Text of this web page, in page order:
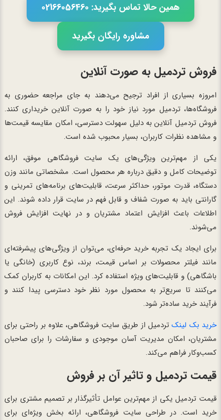
همین حالا تماس بگیرید: 02166056460
مشاوره رایگان بگیرید
فروش تردمیل به صورت آنلاین
امروزه بسیاری از افراد ترجیح می‌دهند به جای مراجعه حضوری به
فروشگاه‌ها، تردمیل مورد نیاز خود را به صورت آنلاین خریداری کنند.
فروش تردمیل آنلاین به دلیل سهولت دسترسی، امکان مقایسه قیمت‌ها
و مشاهده نظرات کاربران، بسیار محبوب شده است.
یکی از مهم‌ترین ویژگی‌های یک سایت فروشگاهی موفق، ارائه
توضیحات کامل و دقیق درباره هر محصول است. مشخصاتی مانند وزن
دستگاه، قدرت موتور، حداکثر سرعت، قابلیت‌های برنامه‌های تمرینی و
گارانتی باید به صورت شفاف و قابل فهم در سایت قرار داده شوند. این
اطلاعات باعث افزایش اعتماد مشتریان و در نهایت افزایش فروش
می‌شوند.
برای ایجاد یک تجربه خرید حرفه‌ای، می‌توان از ویژگی‌های پیشرفته‌ای
مانند فیلتر محصولات بر اساس قیمت، برند، نوع کاربری (خانگی یا
باشگاهی) و قابلیت‌های ویژه استفاده کرد. این امکانات به کاربران کمک
می‌کنند تا سریع‌تر به محصول مورد نظر خود دسترسی پیدا کنند و
فرآیند خرید ساده‌تر شود.
خرید بک لینکتردمیل از طریق سایت فروشگاهی، علاوه بر راحتی برای
مشتریان، امکان مدیریت آسان موجودی و سفارشات را برای صاحبان
کسب‌وکار فراهم می‌کند.
قیمت تردمیل و تاثیر آن بر فروش
قیمت تردمیل یکی از مهم‌ترین عوامل تأثیرگذار بر تصمیم مشتری برای
خرید است. در طراحی سایت فروشگاهی، ارائه بخش ویژه‌ای برای